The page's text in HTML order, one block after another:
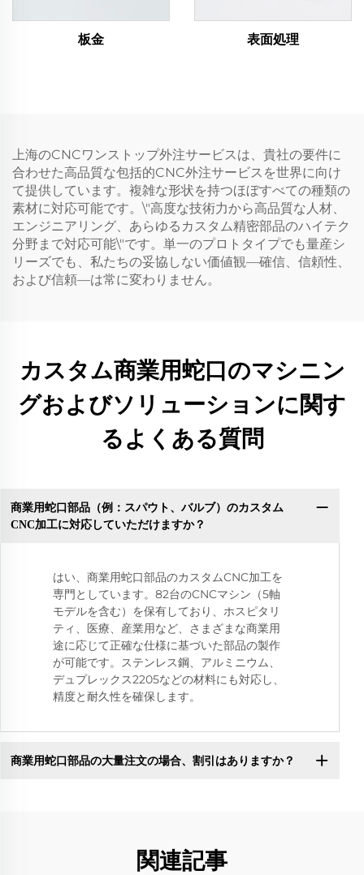
板金 表面処理
上海のCNCワンストップ外注サービスは、貴社の要件に
合わせた高品質な包括的CNC外注サービスを世界に向け
て提供しています。複雑な形状を持つほぼすべての種類の
素材に対応可能です。\"高度な技術力から高品質な人材、
エンジニアリング、あらゆるカスタム精密部品のハイテク
分野まで対応可能\"です。単一のプロトタイプでも量産シ
リーズでも、私たちの妥協しない価値観—確信、信頼性、
および信頼—は常に変わりません。
カスタム商業用蛇口のマシニン
グおよびソリューションに関す
るよくある質問
商業用蛇口部品（例：スパウト、バルブ）のカスタム
CNC加工に対応していただけますか？
はい、商業用蛇口部品のカスタムCNC加工を
専門としています。82台のCNCマシン（5軸
モデルを含む）を保有しており、ホスピタリ
ティ、医療、産業用など、さまざまな商業用
途に応じて正確な仕様に基づいた部品の製作
が可能です。ステンレス鋼、アルミニウム、
デュプレックス2205などの材料にも対応し、
精度と耐久性を確保します。
商業用蛇口部品の大量注文の場合、割引はありますか？
関連記事